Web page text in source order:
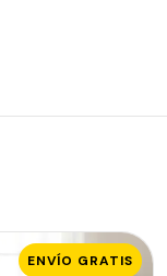
ENVÍO GRATIS